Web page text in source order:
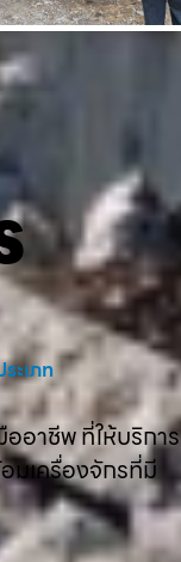
ะเภท
อาชีพ ที่ให้บริการ
มเครื่องจักรที่มี